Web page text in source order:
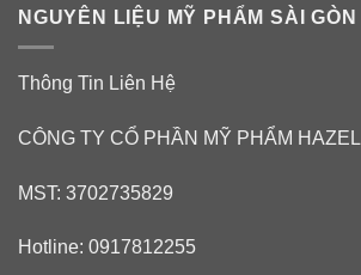
NGUYÊN LIỆU MỸ PHẨM SÀI GÒN
Thông Tin Liên Hệ
CÔNG TY CỔ PHẦN MỸ PHẨM
MST: 3702735829
Hotline: 0917812255